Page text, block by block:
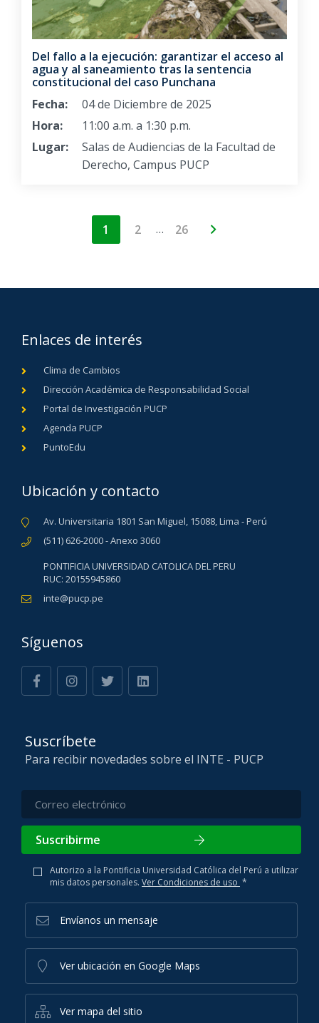
Del fallo a la ejecución: garantizar el acceso al
agua y al saneamiento tras la sentencia
constitucional del caso Punchana
Fecha:
04 de Diciembre de 2025
Hora:
11:00 a.m. a 1:30 p.m.
Lugar:
Salas de Audiencias de la Facultad de
Derecho, Campus PUCP
1 2 … 26
Enlaces de interés
Clima de Cambios
Dirección Académica de Responsabilidad Social
Portal de Investigación PUCP
Agenda PUCP
PuntoEdu
Ubicación y contacto
Av. Universitaria 1801 San Miguel, 15088, Lima - Perú
(511) 626-2000 - Anexo 3060
PONTIFICIA UNIVERSIDAD CATOLICA DEL PERU
RUC: 20155945860
inte@pucp.pe
Síguenos
Suscríbete
Para recibir novedades sobre el INTE - PUCP
Suscribirme
Autorizo a la Pontificia Universidad Católica del Perú a utilizar
mis datos personales. Ver Condiciones de uso *
Envíanos un mensaje
Ver ubicación en Google Maps
Ver mapa del sitio